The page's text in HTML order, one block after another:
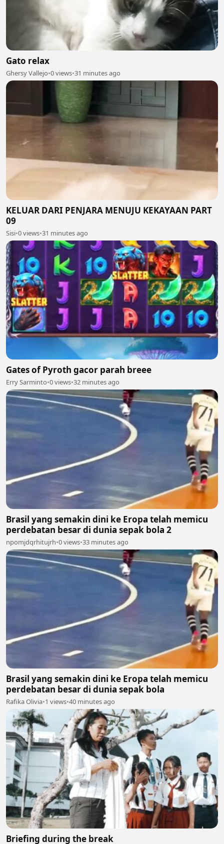
Gato relax
Ghersy Vallejo•0 views•31 minutes ago
KELUAR DARI PENJARA MENUJU KEKAYAAN PART
09
Sisi•0 views•31 minutes ago
Gates of Pyroth gacor parah breee
Erry Sarminto•0 views•32 minutes ago
Brasil yang semakin dini ke Eropa telah memicu
perdebatan besar di dunia sepak bola 2
npomjdqrhitujrh•0 views•33 minutes ago
Brasil yang semakin dini ke Eropa telah memicu
perdebatan besar di dunia sepak bola
Rafika Olivia•1 views•40 minutes ago
Briefing during the break